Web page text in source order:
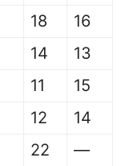
18
16
14
13
11
15
12
14
22
—